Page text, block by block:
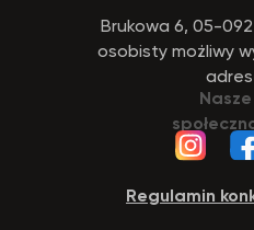
Regulamin
Brukowa 6, 05-
osobisty możliwy